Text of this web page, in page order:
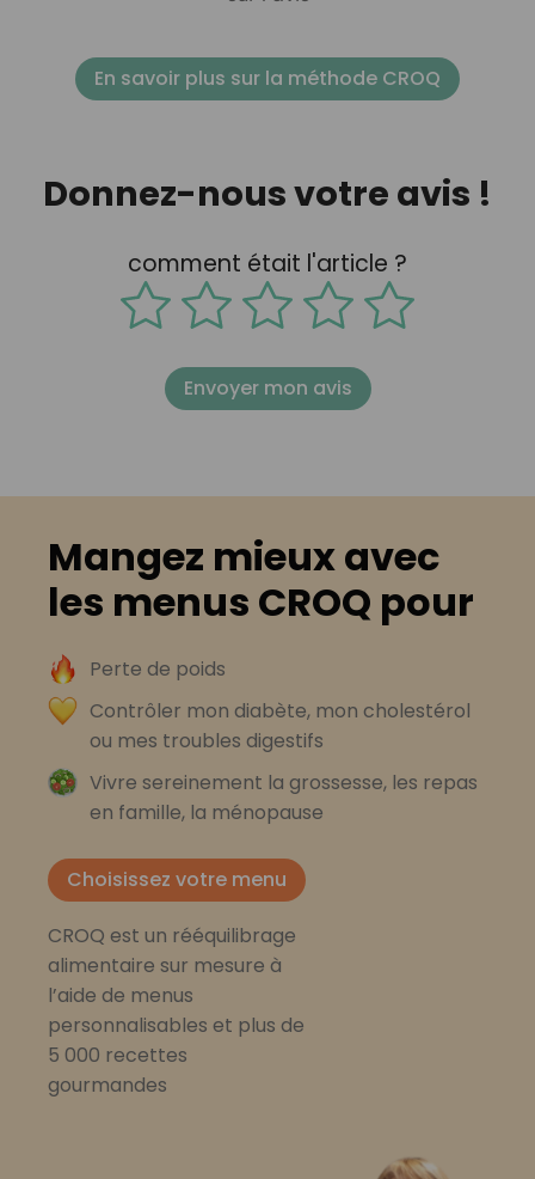
En savoir plus sur la méthode CROQ
Donnez-nous votre avis !
comment était l'article ?
Envoyer mon avis
Mangez mieux avec
les menus CROQ pour
Perte de poids
Contrôler mon diabète, mon cholestérol
ou mes troubles digestifs
Vivre sereinement la grossesse, les repas
en famille, la ménopause
Choisissez votre menu
CROQ est un rééquilibrage
alimentaire sur mesure à
l’aide de menus
personnalisables et plus de
5 000 recettes
gourmandes